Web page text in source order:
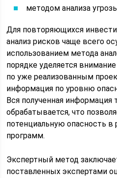
методом анализа
Для повторяющихся
анализ рисков чаще всего
использованием метода
порядке уделяется
по уже реализованным
информация по уровню
Вся полученная информация
обрабатывается, что
потенциальную опасность в
программ.
Экспертный метод
поставленных экспертами